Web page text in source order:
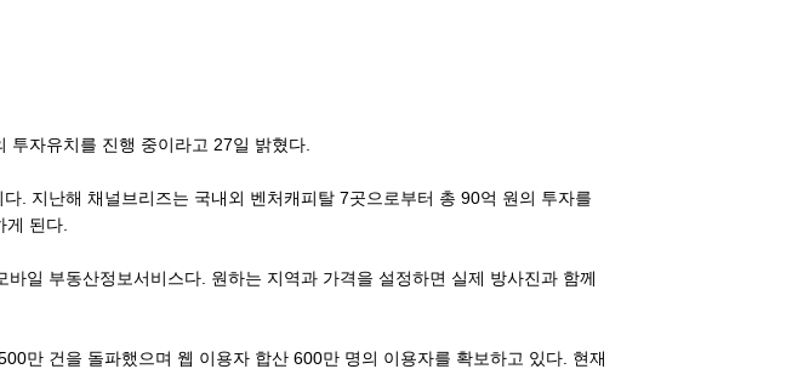
자유치를 진행 중이라고 27일 밝혔다.
. 지난해 채널브리즈는 국내외 벤처캐피탈 7곳으로부터 총 90억 원의 투자를
된다.
일 부동산정보서비스다. 원하는 지역과 가격을 설정하면 실제 방사진과 함께
만 건을 돌파했으며 웹 이용자 합산 600만 명의 이용자를 확보하고 있다. 현재